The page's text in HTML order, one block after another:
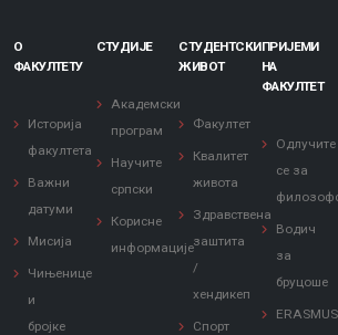
О
ФАКУЛТЕТУ
Историја
факултета
Важни
датуми
Мисија
Чињенице
и
бројке
СТУДИЈЕ
Академски
програм
Научите
српски
Корисне
информације
СТУДЕНТСКИ
ЖИВОТ
Факултет
Квалитет
живота
Здравствена
заштита
/
хендикеп
Спорт
ПРИЈЕМИ
НА
ФАКУЛТЕТ
Одлучите
се за
Водич
за
бруцоше